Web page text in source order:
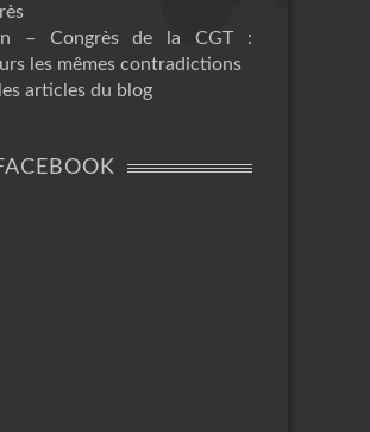
– Congrès de la CGT :
les mêmes contradictions
articles du blog